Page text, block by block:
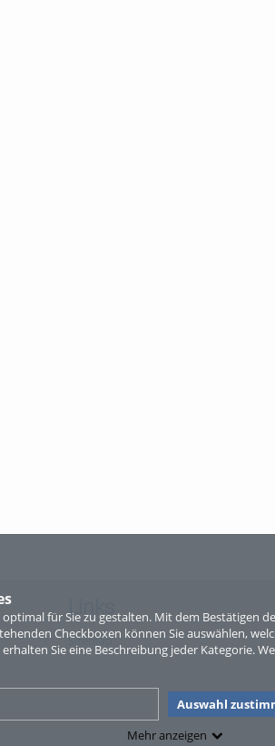
für Sie zu gestalten. Mit dem Bestätigen
Checkboxen können Sie auswählen,
Sie eine Beschreibung jeder Kategorie.
Auswahl
Mehr anzeigen
Links
Sitemap